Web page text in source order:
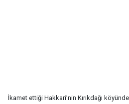
İkamet ettiği Hakkari’nin Kırıkdağı